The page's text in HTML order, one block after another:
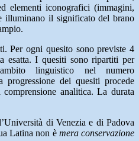
elementi iconografici (immagini,
illuminano il significato del brano
Per ogni quesito sono previste 4
esatta. I quesiti sono ripartiti per
linguistico nel numero
dei quesiti procede
analitica. La durata
di Venezia e di Padova
Latina non è mera conservazione